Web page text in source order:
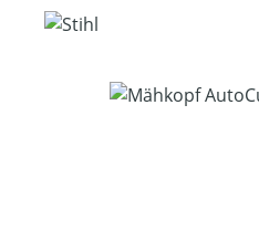
Bildergalerie überspringen